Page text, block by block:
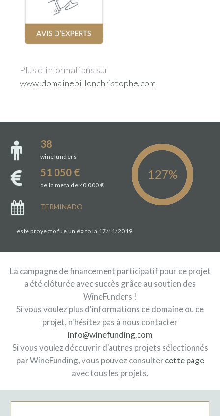
Plus d'informations sur
www.domainebillonchristophe.com
38
winefunders
51 050 €
de la meta de 40 000 €
TERMINADO
este proyecto fue un éxito la 17/11/2019
La campagne de financement participatif pour ce projet
a été clôturée avec succès grâce au soutien des
WineFunders !
Si vous voulez plus d'informations ce domaine ou ce
projet, n'hésitez pas à nous contacter
info@winefunding.com
Si vous voulez découvrir d'autres projets sélectionnés
par WineFunding, vous pouvez consulter cette page
avec tous les projets.